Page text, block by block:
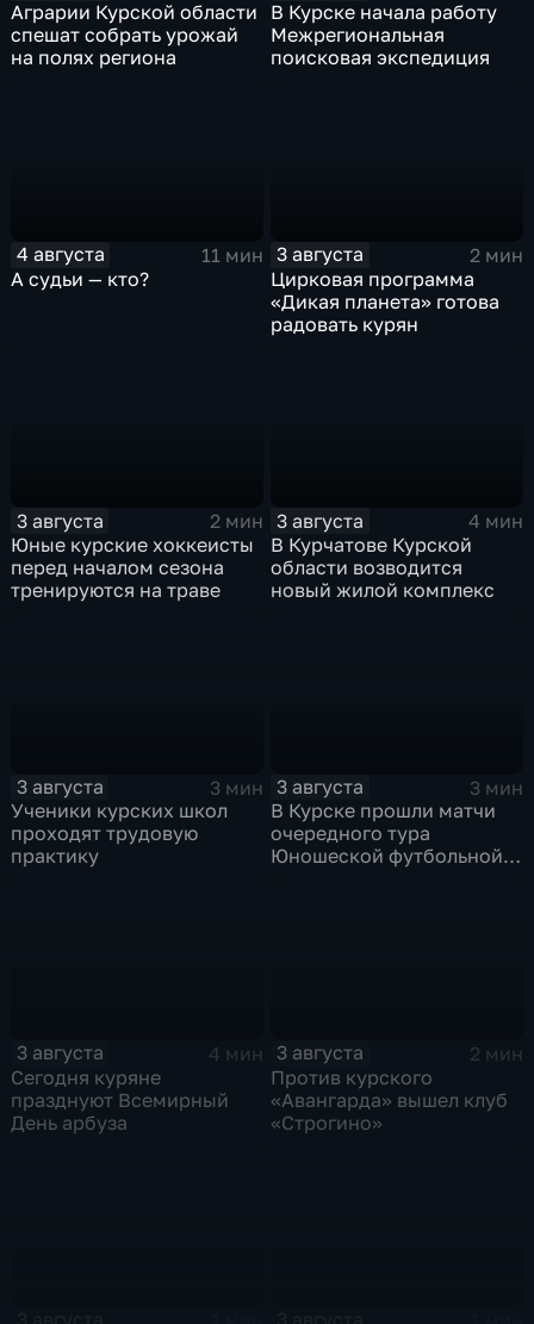
Аграрии Курской области
спешат собрать урожай
на полях региона
В Курске начала работу
Межрегиональная
поисковая экспедиция
4 августа
11 мин
А судьи — кто?
3 августа
2 мин
Цирковая программа
«Дикая планета» готова
радовать курян
3 августа
2 мин
Юные курские хоккеисты
перед началом сезона
тренируются на траве
3 августа
4 мин
В Курчатове Курской
области возводится
новый жилой комплекс
3 августа
3 мин
Ученики курских школ
проходят трудовую
практику
3 августа
3 мин
В Курске прошли матчи
очередного тура
Юношеской футбольной
3 августа
4 мин
Сегодня куряне
празднуют Всемирный
День арбуза
3 августа
2 мин
Против курского
«Авангарда» вышел клуб
«Строгино»